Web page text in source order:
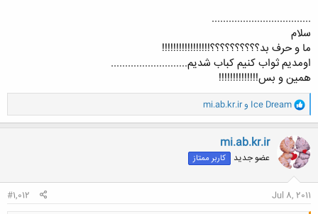
...................................
سلام
ما و حرف بد؟؟؟؟؟؟؟؟؟؟!!!!!!!!!!!!!!!!!
اومدیم ثواب کنیم کباب شدیم...........................
همین و بس!!!!!!!!!!!!!!
و
ا
ک
ن
ش
ه
ا
Ice Dream وmi.ab.kr.ir
mi.ab.kr.ir
عضو جدید کاربر ممتاز
Jul 8, 2011
#1,012